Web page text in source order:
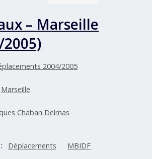
– Marseille
2004/2005
Marseille
Chaban Delmas
Déplacements MBIDF